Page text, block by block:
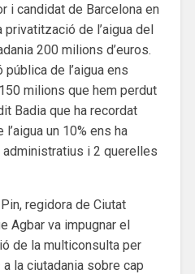
i candidat de Barcelona en
privatització de l’aigua del
200 milions d’euros.
de l’aigua ens
milions que hem perdut
Badia que ha recordat
un 10% ens ha
i 2 querelles
regidora de Ciutat
Agbar va impugnar el
de la multiconsulta per
la ciutadania sobre cap